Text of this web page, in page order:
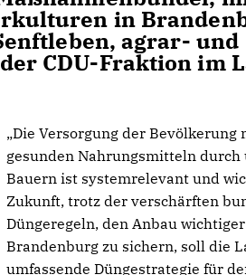
in
agrar- und
CDU-Fraktion im
Die Versorgung der Bevölkerung
gesunden Nahrungsmitteln
Bauern ist systemrelevant und
Zukunft, trotz der verschärften
Düngeregeln, den Anbau
Brandenburg zu sichern, soll die
umfassende Düngestrategie für